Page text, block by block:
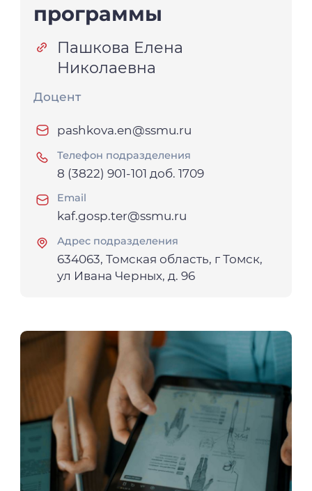
программы
Пашкова Елена
Николаевна
Доцент
pashkova.en@ssmu.ru
Телефон подразделения
8 (3822) 901-101 доб. 1709
Email
kaf.gosp.ter@ssmu.ru
Адрес подразделения
634063, Томская область, г Томск,
ул Ивана Черных, д. 96